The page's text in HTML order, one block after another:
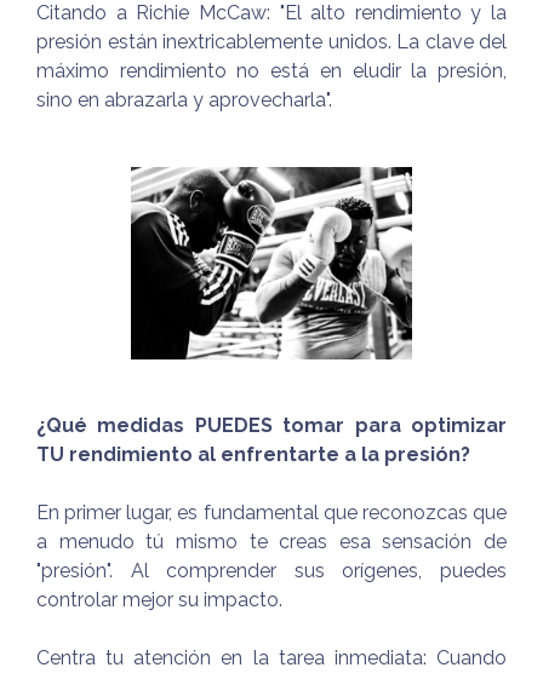
Citando a Richie McCaw: "El alto rendimiento y la
presión están inextricablemente unidos. La clave del
máximo rendimiento no está en eludir la presión,
sino en abrazarla y aprovecharla".
¿Qué medidas PUEDES tomar para optimizar
TU rendimiento al enfrentarte a la presión?
En primer lugar, es fundamental que reconozcas que
a menudo tú mismo te creas esa sensación de
"presión". Al comprender sus orígenes, puedes
controlar mejor su impacto.
Centra tu atención en la tarea inmediata: Cuando